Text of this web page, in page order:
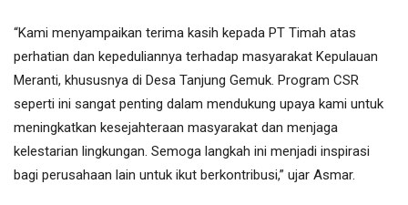
“Kami menyampaikan terima kasih kepada PT Timah atas
perhatian dan kepeduliannya terhadap masyarakat Kepulauan
Meranti, khususnya di Desa Tanjung Gemuk. Program CSR
seperti ini sangat penting dalam mendukung upaya kami untuk
meningkatkan kesejahteraan masyarakat dan menjaga
kelestarian lingkungan. Semoga langkah ini menjadi inspirasi
bagi perusahaan lain untuk ikut berkontribusi,” ujar Asmar.